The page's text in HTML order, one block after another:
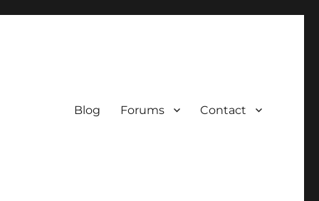
Blog Forums Contact